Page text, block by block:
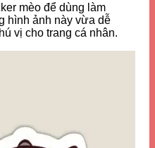
mèo để dùng làm
hình ảnh này vừa dễ
vị cho trang cá nhân.